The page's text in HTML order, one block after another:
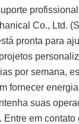
Co., Ltd.
pronta para
por semana,
fornecer
suas
Entre em